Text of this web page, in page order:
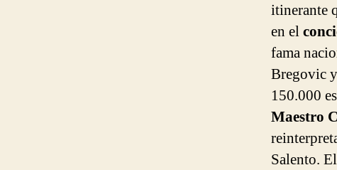
itinerante
en el
fama
Bregovic
150.000
Maestro
Salento.